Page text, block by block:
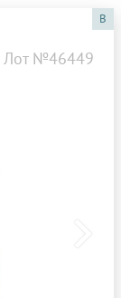
B
Лот №46449